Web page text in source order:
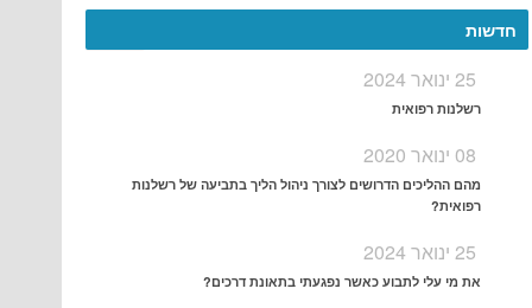
חדשות
25 ינואר 2024
רשלנות רפואית
08 ינואר 2020
מהם ההליכים הדרושים לצורך ניהול הליך בתביעה של רשלנות
רפואית?
25 ינואר 2024
את מי עלי לתבוע כאשר נפגעתי בתאונת דרכים?